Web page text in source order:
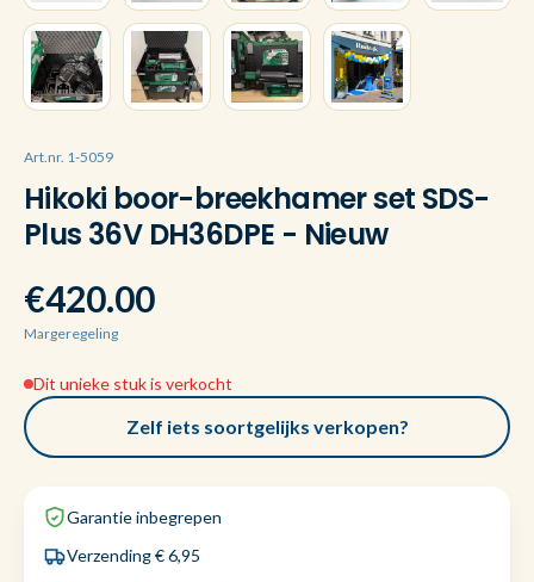
Art.nr. 1-5059
Hikoki boor-breekhamer set SDS-
Plus 36V DH36DPE - Nieuw
€420.00
Margeregeling
Dit unieke stuk is verkocht
Zelf iets soortgelijks verkopen?
Garantie inbegrepen
Verzending € 6,95